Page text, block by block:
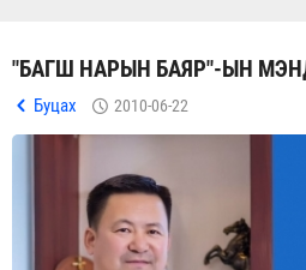
"БАГШ НАРЫН БАЯР"-ЫН
Буцах 2010-06-22